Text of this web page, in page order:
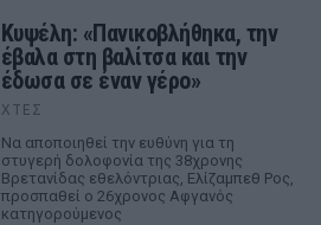
Κυψέλη: «Πανικοβλήθηκα, την
έβαλα στη βαλίτσα και την
έδωσα σε έναν γέρο»
ΧΤΕΣ
Να αποποιηθεί την ευθύνη για τη
στυγερή δολοφονία της 38χρονης
Βρετανίδας εθελόντριας, Ελίζαμπεθ Ρος,
προσπαθεί ο 26χρονος Αφγανός
κατηγορούμενος